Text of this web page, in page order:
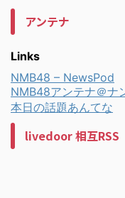
アンテナ
Links
NMB48 – NewsPod
NMB48アンテナ＠ナ
本日の話題あんてな
livedoor 相互RSS